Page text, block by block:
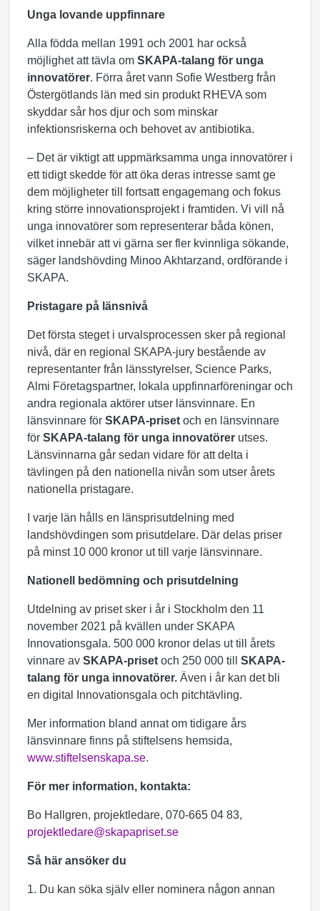
Unga lovande uppfinnare
Alla födda mellan 1991 och 2001 har också
möjlighet att tävla om SKAPA-talang för unga
innovatörer. Förra året vann Sofie Westberg från
Östergötlands län med sin produkt RHEVA som
skyddar sår hos djur och som minskar
infektionsriskerna och behovet av antibiotika.
– Det är viktigt att uppmärksamma unga innovatörer i
ett tidigt skedde för att öka deras intresse samt ge
dem möjligheter till fortsatt engagemang och fokus
kring större innovationsprojekt i framtiden. Vi vill nå
unga innovatörer som representerar båda könen,
vilket innebär att vi gärna ser fler kvinnliga sökande,
säger landshövding Minoo Akhtarzand, ordförande i
SKAPA.
Pristagare på länsnivå
Det första steget i urvalsprocessen sker på regional
nivå, där en regional SKAPA-jury bestående av
representanter från länsstyrelser, Science Parks,
Almi Företagspartner, lokala uppfinnarföreningar och
andra regionala aktörer utser länsvinnare. En
länsvinnare för SKAPA-priset och en länsvinnare
för SKAPA-talang för unga innovatörer utses.
Länsvinnarna går sedan vidare för att delta i
tävlingen på den nationella nivån som utser årets
nationella pristagare.
I varje län hålls en länsprisutdelning med
landshövdingen som prisutdelare. Där delas priser
på minst 10 000 kronor ut till varje länsvinnare.
Nationell bedömning och prisutdelning
Utdelning av priset sker i år i Stockholm den 11
november 2021 på kvällen under SKAPA
Innovationsgala. 500 000 kronor delas ut till årets
vinnare av SKAPA-priset och 250 000 till SKAPA-
talang för unga innovatörer. Även i år kan det bli
en digital Innovationsgala och pitchtävling.
Mer information bland annat om tidigare års
länsvinnare finns på stiftelsens hemsida,
www.stiftelsenskapa.se.
För mer information, kontakta:
Bo Hallgren, projektledare, 070-665 04 83,
projektledare@skapapriset.se
Så här ansöker du
1. Du kan söka själv eller nominera någon annan